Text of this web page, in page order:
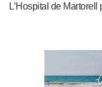
L’Hospital de